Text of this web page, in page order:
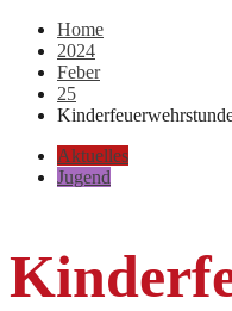
Home
2024
Feber
25
Aktuelles
Jugend